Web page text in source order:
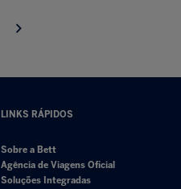
LINKS RÁPIDOS
Sobre a Bett
Agência de Viagens Oficial
Soluções Integradas